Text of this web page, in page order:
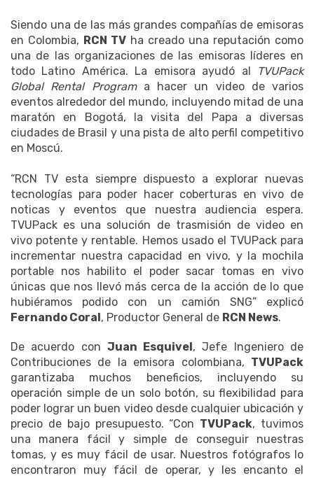
Siendo una de las más grandes compañías de emisoras
en Colombia, RCN TV ha creado una reputación como
una de las organizaciones de las emisoras líderes en
todo Latino América. La emisora ayudó al
TVUPack
Global Rental Programa hacer un video de varios
eventos alrededor del mundo, incluyendo mitad de una
maratón en Bogotá, la visita del Papa a diversas
ciudades de Brasil y una pista de alto perfil competitivo
en Moscú.
“RCN TV esta siempre dispuesto a explorar nuevas
tecnologías para poder hacer coberturas en vivo de
noticas y eventos que nuestra audiencia espera.
TVUPack es una solución de trasmisión de video en
vivo potente y rentable. Hemos usado el TVUPack para
incrementar nuestra capacidad en vivo, y la mochila
portable nos habilito el poder sacar tomas en vivo
únicas que nos llevó más cerca de la acción de lo que
hubiéramos podido con un camión SNG” explicó
Fernando Coral, Productor General de RCN News.
De acuerdo con Juan Esquivel, Jefe Ingeniero de
Contribuciones de la emisora colombiana, TVUPack
garantizaba muchos beneficios, incluyendo su
operación simple de un solo botón, su flexibilidad para
poder lograr un buen video desde cualquier ubicación y
precio de bajo presupuesto. “Con TVUPack, tuvimos
una manera fácil y simple de conseguir nuestras
tomas, y es muy fácil de usar. Nuestros fotógrafos lo
encontraron muy fácil de operar, y les encanto el